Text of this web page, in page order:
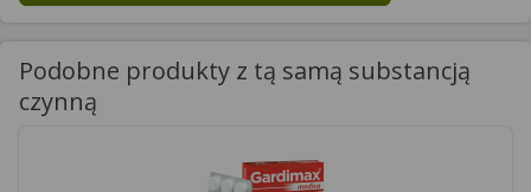
Podobne produkty z tą samą substancją
czynną